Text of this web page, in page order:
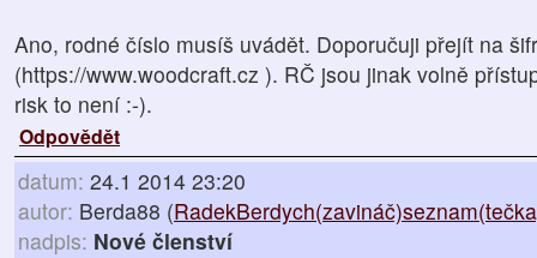
Ano, rodné číslo musíš uvádět. Doporučuji přejít na
(https://www.woodcraft.cz ). RČ jsou jinak volně
risk to není :-).
Odpovědět
datum: 24.1 2014 23:20
autor: Berda88 (
nadpis: Nové členství